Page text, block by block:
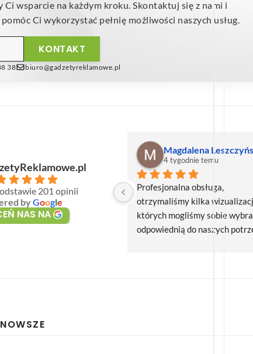
Ci wsparcie na każdym kroku. Skontaktuj się z nami i
Ci wykorzystać pełnię możliwości naszych usług.
KONTAKT
38 biuro@gadzetyreklamowe.pl
201 opinii
byGoogle
NAS NA
Magdalena
4 tygodnie temu
Profesjonalna obsługa,
otrzymaliśmy kilka
których mogliśmy sobie
odpowiednią do naszych